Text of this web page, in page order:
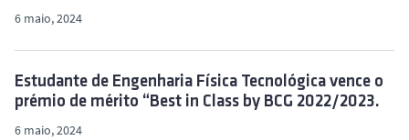
6 maio, 2024
Estudante de Engenharia Física Tecnológica vence o
prémio de mérito “Best in Class by BCG 2022/2023.
6 maio, 2024